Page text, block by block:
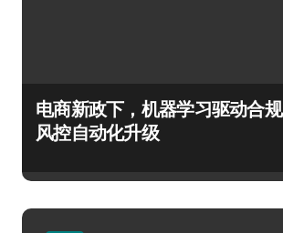
电商新政下，机器学习驱动合规
风控自动化升级